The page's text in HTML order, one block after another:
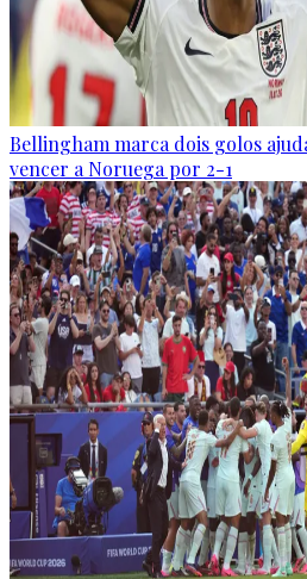
Bellingham marca dois golos
vencer a Noruega por 2-1